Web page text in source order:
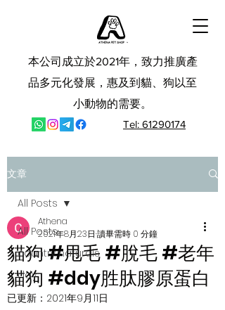
本公司成立於2021年，致力推廣產
品多元化發展，惠及到貓、狗以至
小動物的需要。
Tel: 61290174
文章
All Posts
country naturals
ddy
All Posts
貓狗 #甩毛 #脫毛 #老年
貓狗 #ddy胜肽膠原蛋白
Athena
2021年8月23日 讀畢需時 0 分鐘
已更新： 2021年9月11日